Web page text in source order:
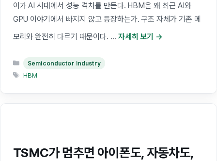
이가 AI 시대에서 성능 격차를 만든다. HBM은 왜 최근 AI와
GPU 이야기에서 빠지지 않고 등장하는가. 구조 자체가 기존 메
모리와 완전히 다르기 때문이다. … 자세히 보기
카Semiconductor industry
태
HBM
TSMC가 멈추면 아이폰도, 자동차도,